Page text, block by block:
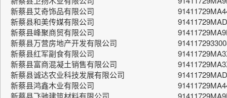
新蔡县艾奇饰品有限公司
新蔡县和美传媒有限公司
新蔡县峰聚商贸有限公司
新蔡县万营房地产开发有限公司
新蔡县红军副食有限公司
新蔡县富商混凝土销售有限公司
新蔡县诚达农业科技发展有限公司
新蔡县鸿鑫木业有限公司
新蔡县飞驰建筑材料有限公司